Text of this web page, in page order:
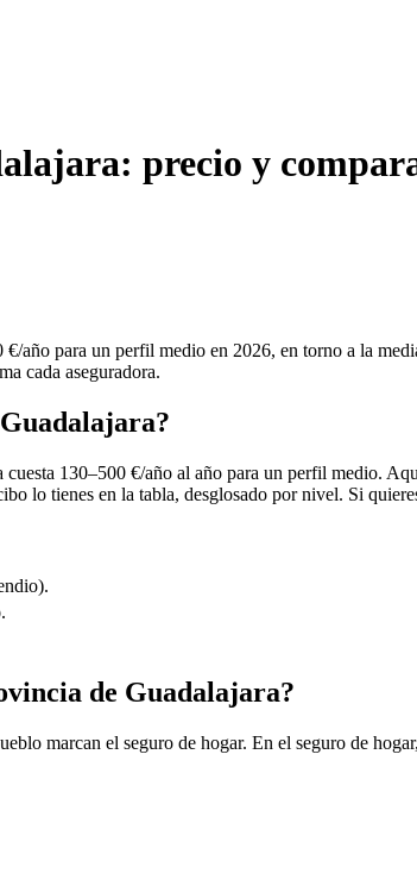
precio y
para un perfil medio en 2026, en torno a la
cada aseguradora.
130–500 €/año al año para un perfil medio.
lo tienes en la tabla, desglosado por nivel. Si
de Guadalajara?
marcan el seguro de hogar. En el seguro de